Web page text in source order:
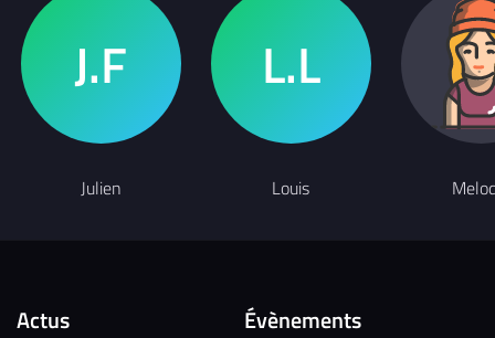
Julien Louis
Actus Évènements